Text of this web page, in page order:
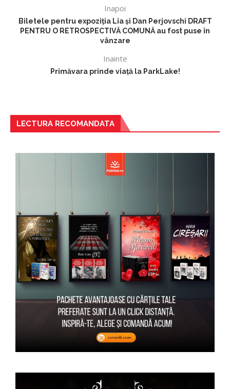
Inapoi
Biletele pentru expoziția Lia și Dan Perjovschi DRAFT
PENTRU O RETROSPECTIVĂ COMUNĂ au fost puse în
vânzare
Inainte
Primăvara prinde viață la ParkLake!
LECTURA RECOMANDATA